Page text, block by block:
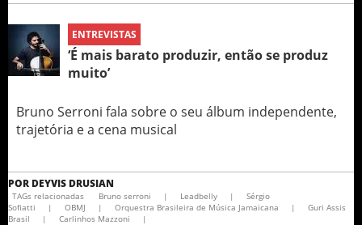
ENTREVISTAS
‘É mais barato produzir, então se produz
muito’
Bruno Serroni fala sobre o seu álbum independente,
trajetória e a cena musical
POR DEYVIS DRUSIAN
TAGs relacionadas Bruno serroni | Leadbelly |
Sérgio
Sofiatti
| OBMJ | Orquestra Brasileira de Música Jamaicana |
Guri Assis
Brasil
| Carlinhos Mazzoni |